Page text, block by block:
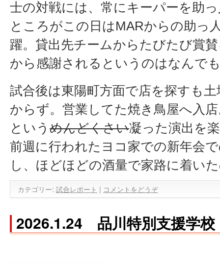
士の対戦には、常にキーパーを助
ところがこの日はMARからの助っ
躍。貸出先チームからたびたび賞
から感謝されるというのはなんで
試合後は東陽町方面で店を探すも
からず。営業してた焼き鳥屋へ入
という めんどくさい凝った演出を
前週に行われたヨコ家での新年会
し、ほどほどの酒量で家路に着い
カテゴリー: 試合レポート | コメントをどうぞ
2026.1.24 品川特別支援学校